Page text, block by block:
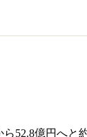
52.8億円へ